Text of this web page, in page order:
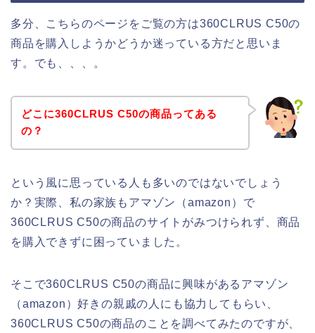
多分、こちらのページをご覧の方は360CLRUS C50の
商品を購入しようかどうか迷っている方だと思いま
す。でも、、、。
どこに360CLRUS C50の商品ってある
の？
という風に思っている人も多いのではないでしょう
か？実際、私の家族もアマゾン（amazon）で
360CLRUS C50の商品のサイトがみつけられず、商品
を購入できずに困っていました。
そこで360CLRUS C50の商品に興味があるアマゾン
（amazon）好きの親戚の人にも協力してもらい、
360CLRUS C50の商品のことを調べてみたのですが、